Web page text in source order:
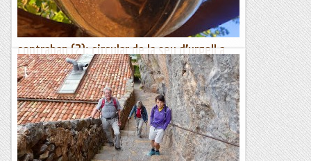
contraban (2): circular de la seu d’urgell a
calbinyà
Divendres, 27 d’agost de2021Aquesta caminada és la proposta
anterior a la que vaig fer el dia d’ahir que ha d’enllaçar les
Valls d’Andorra amb la capital de l’Alt...
Excursions del Joan Ramon